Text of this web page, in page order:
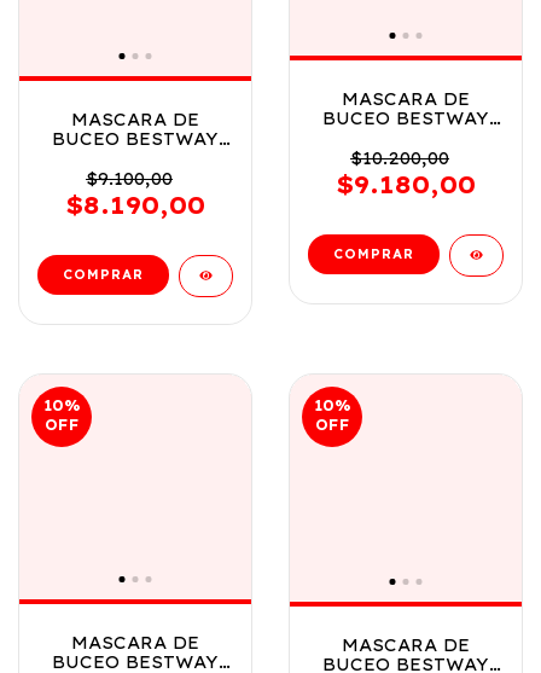
MASCARA DE
BUCEO BESTWAY
3 ANOS VR5 22057
MASCARA AQUA
$9.100,00
$8.190,00
MASCARA DE
BUCEO BESTWAY
7 ANOS VR2 22059
VERDE LIMON
$10.200,00
$9.180,00
10%
OFF
MASCARA DE
BUCEO BESTWAY
10%
OFF
MASCARA DE
BUCEO BESTWAY